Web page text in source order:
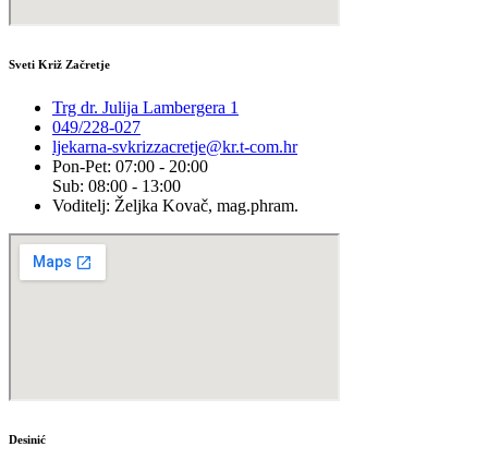
Sveti Križ Začretje
Trg dr. Julija Lambergera 1
049/228-027
ljekarna-svkrizzacretje@kr.t-com.hr
Pon-Pet: 07:00 - 20:00
Sub: 08:00 - 13:00
Voditelj: Željka Kovač, mag.phram.
Desinić